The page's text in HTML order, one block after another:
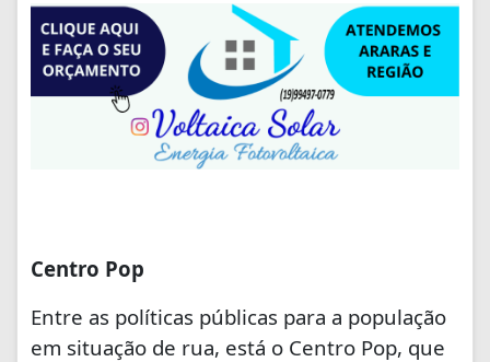
Centro Pop
Entre as políticas públicas para a população
em situação de rua, está o Centro Pop, que